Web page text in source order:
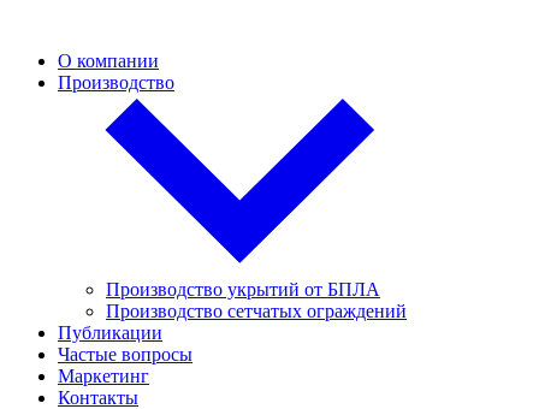
О компании
Производство
Производство укрытий от БПЛА
Производство сетчатых ограждений
Публикации
Частые вопросы
Маркетинг
Контакты